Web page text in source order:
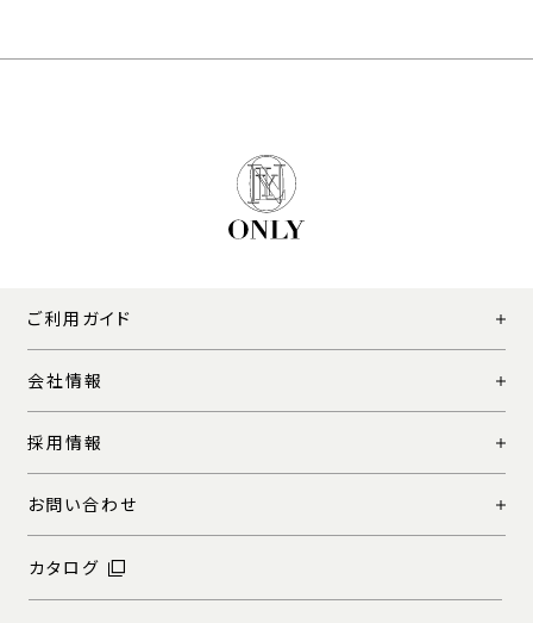
ご利用ガイド
会社情報
採用情報
お問い合わせ
カタログ